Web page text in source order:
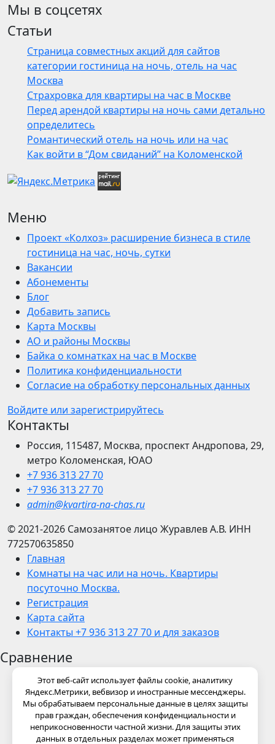
Мы в соцсетях
Статьи
Страница совместных акций для сайтов
категории гостиница на ночь, отель на час
Москва
Страхровка для квартиры на час в Москве
Перед арендой квартиры на ночь сами детально
определитесь
Романтический отель на ночь или на час
Как войти в “Дом свиданий” на Коломенской
Меню
Проект «Колхоз» расширение бизнеса в стиле
гостиница на час, ночь, сутки
Вакансии
Абонементы
Блог
Добавить запись
Карта Москвы
АО и районы Москвы
Байка о комнатках на час в Москве
Политика конфиденциальности
Согласие на обработку персональных данных
Войдите или зарегистрируйтесь
Контакты
Россия, 115487, Москва, проспект Андропова, 29,
метро Коломенская, ЮАО
+7 936 313 27 70
+7 936 313 27 70
admin@kvartira-na-chas.ru
© 2021-2026 Самозанятое лицо Журавлев А.В. ИНН
772570635850
Главная
Комнаты на час или на ночь. Квартиры
посуточно Москва.
Регистрация
Карта сайта
Контакты +7 936 313 27 70 и для заказов
Сравнение
Этот веб-сайт использует файлы cookie, аналитику
Яндекс.Метрики, вебвизор и иностранные мессенджеры.
Мы обрабатываем персональные данные в целях защиты
прав граждан, обеспечения конфиденциальности и
неприкосновенности частной жизни. Для защиты этих
данных в отдельных разделах может применяться